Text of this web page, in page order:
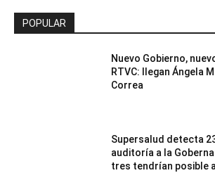
POPULAR
Nuevo Gobierno,
RTVC: llegan Ángela
Correa
Supersalud detecta
auditoría a la
tres tendrían posible